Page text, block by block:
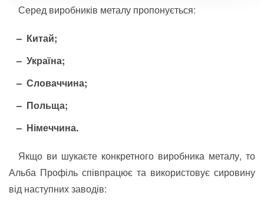
Серед виробників металу пропонується:
Китай;
Україна;
Словаччина;
Польща;
Німеччина.
Якщо ви шукаєте конкретного виробника металу, то
Альба Профіль співпрацює та використовує сировину
від наступних заводів: